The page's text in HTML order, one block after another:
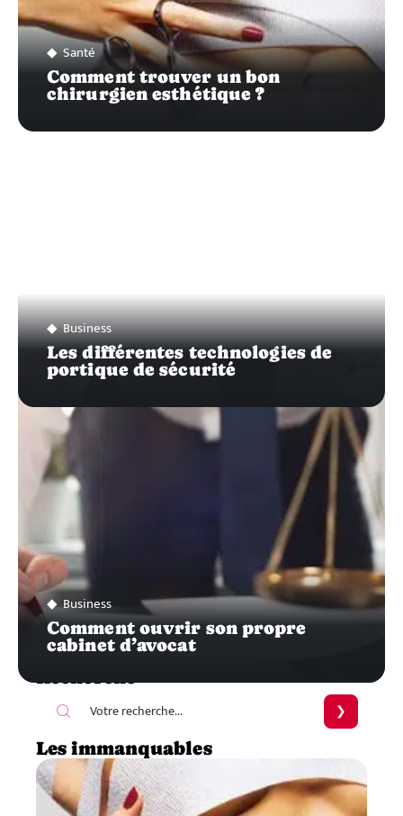
Santé
Comment trouver un bon
chirurgien esthétique ?
Business
Les différentes technologies de
portique de sécurité
Business
Comment ouvrir son propre
cabinet d’avocat
Recherche
Les immanquables